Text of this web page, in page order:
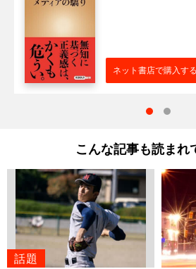
ネット書店で購入する
こんな記事も読まれ
話題